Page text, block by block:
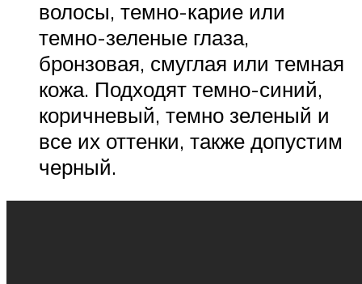
волосы, темно-карие или
темно-зеленые глаза,
бронзовая, смуглая или темная
кожа. Подходят темно-синий,
коричневый, темно зеленый и
все их оттенки, также допустим
черный.